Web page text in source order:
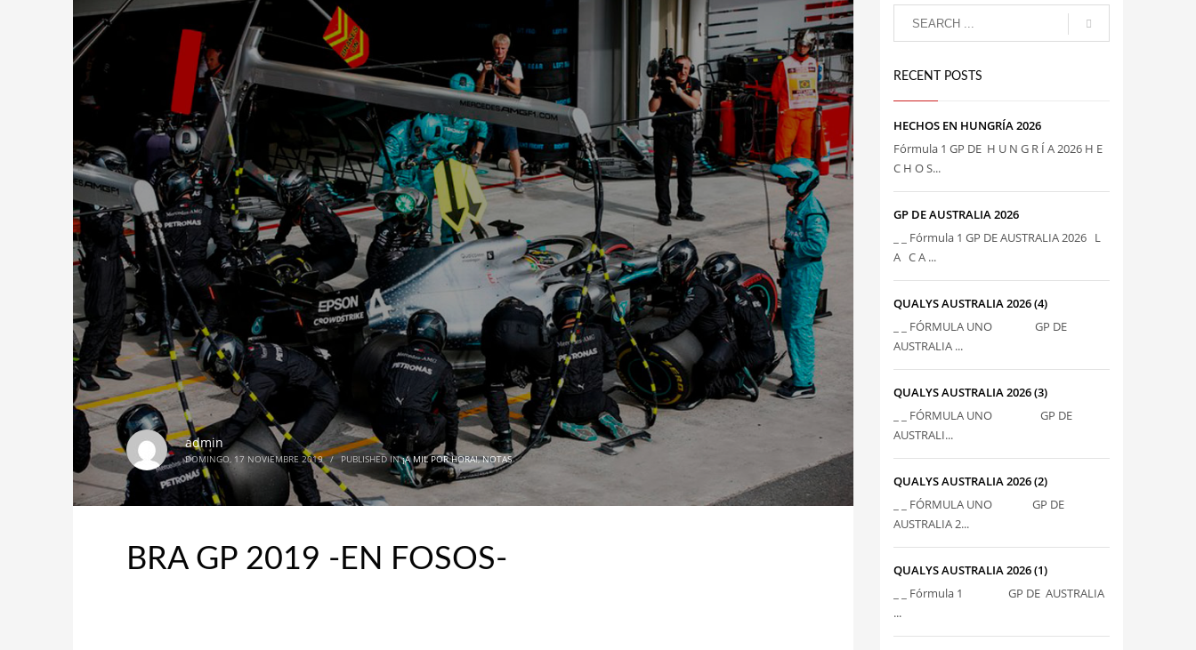
admin
DOMINGO, 17 NOVIEMBRE 2019 / PUBLISHED IN¡A MIL POR HORA!,NOTAS
BRA GP 2019 -EN FOSOS-
RECENT POSTS
HECHOS EN HUNGRÍA 2026
Fórmula 1 GP DE H U N G R Í A 2026 H E
C H O S...
GP DE AUSTRALIA 2026
_ _ Fórmula 1 GP DE AUSTRALIA 2026 L
A C A ...
QUALYS AUSTRALIA 2026 (4)
_ _ FÓRMULA UNO GP DE
AUSTRALIA ...
QUALYS AUSTRALIA 2026 (3)
_ _ FÓRMULA UNO GP DE
AUSTRALI...
QUALYS AUSTRALIA 2026 (2)
_ _ FÓRMULA UNO GP DE
AUSTRALIA 2...
QUALYS AUSTRALIA 2026 (1)
_ _ Fórmula 1 GP DE AUSTRALIA
...